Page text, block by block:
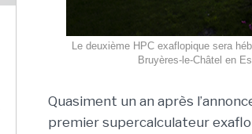
Le deuxième HPC exaflopique sera
Bruyères-le-Châtel en
Quasiment un an après
premier supercalculateur